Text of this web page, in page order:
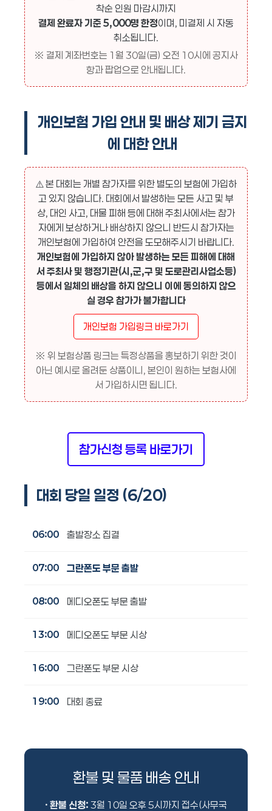
착순 인원 마감시까지
결제 완료자 기준 5,000명 한정이며, 미결제 시 자동
취소됩니다.
※ 결제 계좌번호는 1월 30일(금) 오전 10시에 공지사
항과 팝업으로 안내됩니다.
개인보험 가입 안내 및 배상 제기 금지
에 대한 안내
⚠️ 본 대회는 개별 참가자를 위한 별도의 보험에 가입하
고 있지 않습니다. 대회에서 발생하는 모든 사고 및 부
상, 대인 사고, 대물 피해 등에 대해 주최사에서는 참가
자에게 보상하거나 배상하지 않으니 반드시 참가자는
개인보험에 가입하여 안전을 도모해주시기 바랍니다.
개인보험에 가입하지 않아 발생하는 모든 피해에 대해
서 주최사 및 행정기관(시,군,구 및 도로관리사업소등)
등에서 일체의 배상을 하지 않으니 이에 동의하지 않으
실 경우 참가가 불가합니다
개인보험 가입링크 바로가기
※ 위 보험상품 링크는 특정상품을 홍보하기 위한 것이
아닌 예시로 올려둔 상품이니, 본인이 원하는 보험사에
서 가입하시면 됩니다.
참가신청 등록 바로가기
대회 당일 일정 (6/20)
06:00 출발장소 집결
07:00 그란폰도 부문 출발
08:00 메디오폰도 부문 출발
13:00 메디오폰도 부문 시상
16:00 그란폰도 부문 시상
19:00 대회 종료
환불 및 물품 배송 안내
• 환불 신청: 3월 10일 오후 5시까지 접수(사무국